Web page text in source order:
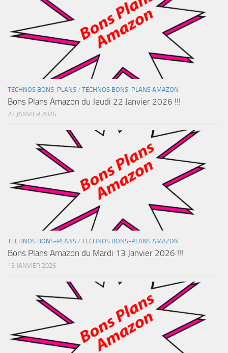
TECHNOS BONS-PLANS / TECHNOS BONS-PLANS AMAZON
Bons Plans Amazon du Jeudi 22 Janvier 2026 !!!
22 JANVIER 2026
TECHNOS BONS-PLANS / TECHNOS BONS-PLANS AMAZON
Bons Plans Amazon du Mardi 13 Janvier 2026 !!!
13 JANVIER 2026